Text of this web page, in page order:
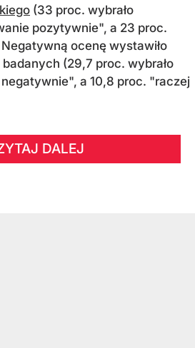
(33 proc. wybrało
pozytywnie", a 23 proc.
ocenę wystawiło
(29,7 proc. wybrało
a 10,8 proc. "raczej
DALEJ